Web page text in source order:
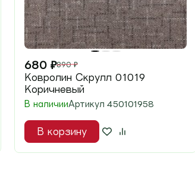
680 ₽890 ₽
Ковролин Скрулл 01019
Коричневый
В наличииАртикул 450101958
В корзину